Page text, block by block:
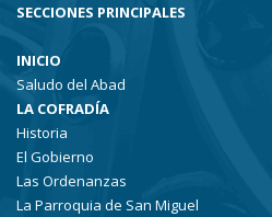
SECCIONES PRINCIPALES
INICIO
Saludo del Abad
LA COFRADÍA
Historia
El Gobierno
Las Ordenanzas
La Parroquia de San Miguel